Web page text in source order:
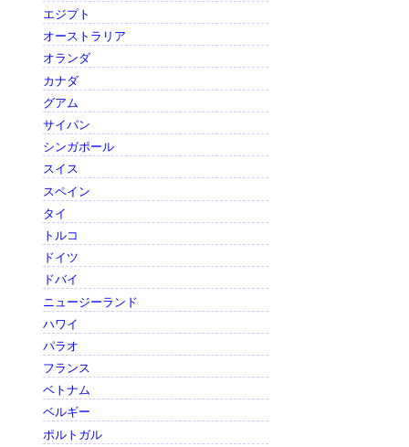
エジプト
オーストラリア
オランダ
カナダ
グアム
サイパン
シンガポール
スイス
スペイン
タイ
トルコ
ドイツ
ドバイ
ニュージーランド
ハワイ
パラオ
フランス
ベトナム
ベルギー
ポルトガル